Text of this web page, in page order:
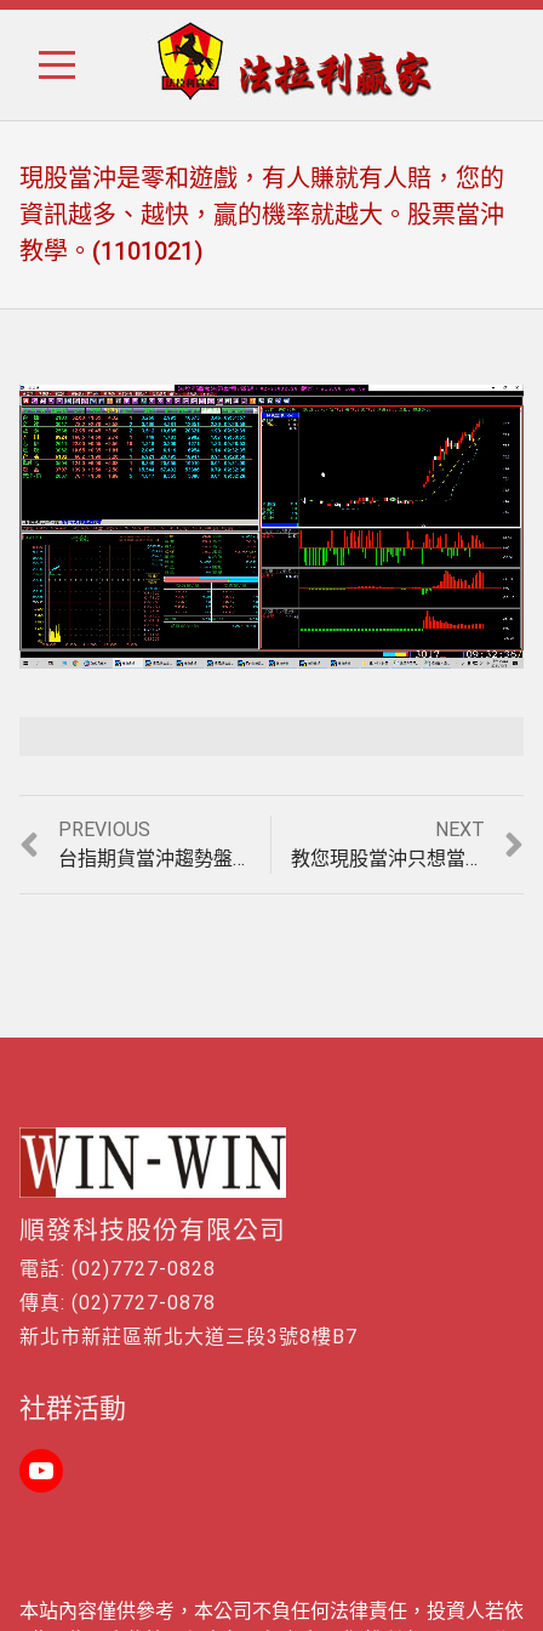
Skip
Skip
現股當沖是零和遊戲，有人賺就有人賠，您的
資訊越多、越快，贏的機率就越大。股票當沖
教學。(1101021)
Loaded:
8.52%
Playback Rate
Unmute
文
PREVIOUS
Previous
post:
台指期貨當沖趨勢盤賺最多，盤整盤一樣賺的期貨當沖軟體，10月13至14日模擬期貨教學。(1101014)
NEXT
post:
教您現股當沖只想當沖同一檔股票，提高勝率的方法?用”萬海”盤中實例股票當沖教學(1101028)
順發科技股份有限公司
電話: (02)7727-0828
傳真: (02)7727-0878
新北市新莊區新北大道三段3號8樓B7
社群活動
本站內容僅供參考，本公司不負任何法律責任，投資人若依